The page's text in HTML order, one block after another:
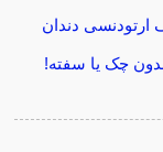
ارتودنسی دندان
چک یا سفته!